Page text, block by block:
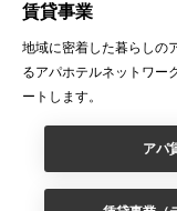
賃貸事業
地域に密着した暮らしの
るアパホテルネットワー
ートします。
アパ